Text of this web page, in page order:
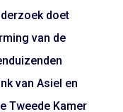
doet
van de
van Asiel en
Tweede Kamer